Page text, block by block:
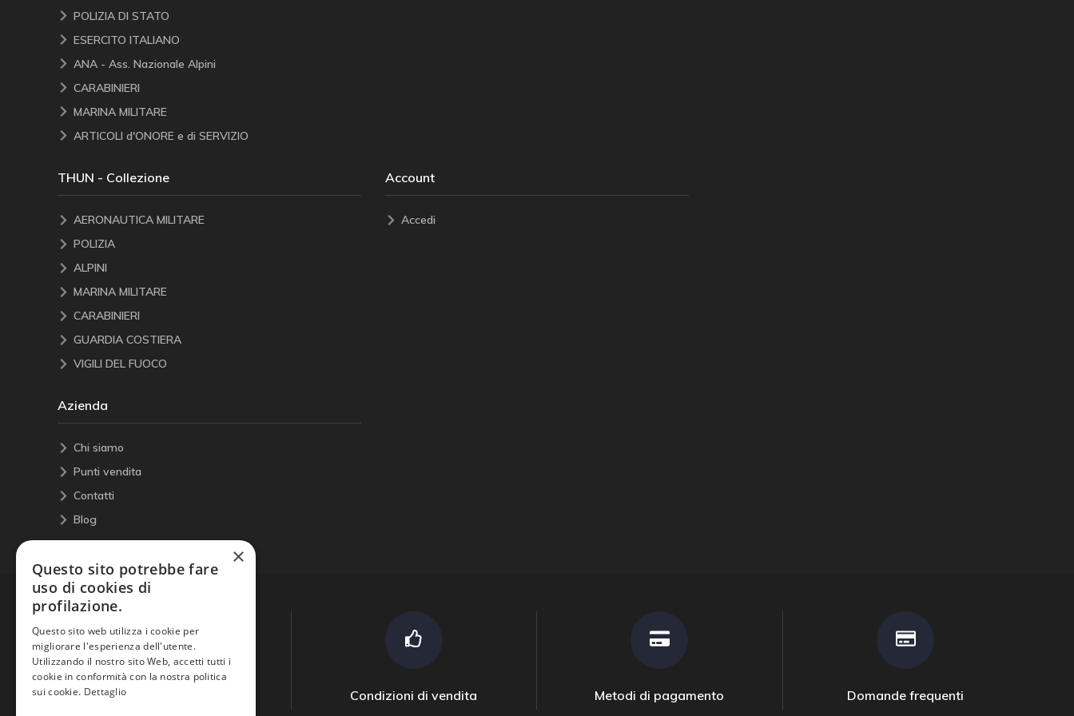
POLIZIA DI STATO
ESERCITO ITALIANO
ANA - Ass. Nazionale Alpini
CARABINIERI
MARINA MILITARE
ARTICOLI d'ONORE e di SERVIZIO
THUN - Collezione
AERONAUTICA MILITARE
POLIZIA
ALPINI
MARINA MILITARE
CARABINIERI
GUARDIA COSTIERA
VIGILI DEL FUOCO
Account
Accedi
Azienda
Chi siamo
Punti vendita
Contatti
Blog
Guida all'acquisto Condizioni di vendita Metodi di pagamento Domande frequenti
×
Questo sito potrebbe fare
uso di cookies di
profilazione.
Questo sito web utilizza i cookie per
migliorare l'esperienza dell'utente.
Utilizzando il nostro sito Web, accetti tutti i
cookie in conformità con la nostra politica
sui cookie. Dettaglio